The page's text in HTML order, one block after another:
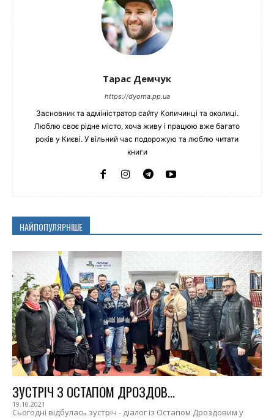
Тарас Демчук
https://dyoma.pp.ua
Засновник та адміністратор сайту Копичинці та околиці.
Люблю своє рідне місто, хоча живу і працюю вже багато
років у Києві. У вільний час подорожую та люблю читати
книги
НАЙПОПУЛЯРНІШЕ
ЗУСТРІЧ З ОСТАПОМ ДРОЗДОВ...
19.10.2021
Сьогодні відбулась зустріч - діалог із Остапом Дроздовим у